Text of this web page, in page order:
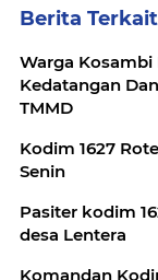
Berita Terkait
Warga
Kedatangan
TMMD
Kodim 1627
Senin
Pasiter kodim
desa Lentera
Komandan